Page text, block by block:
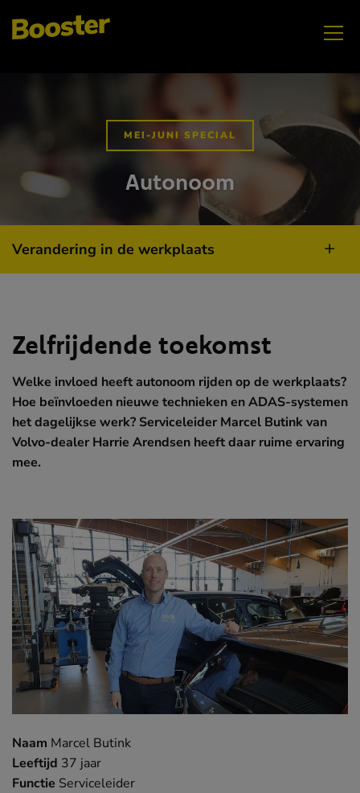
MEI-JUNI SPECIAL
Autonoom
Verandering in de werkplaats
Zelfrijdende toekomst
Welke invloed heeft autonoom rijden op de werkplaats?
Hoe beïnvloeden nieuwe technieken en ADAS-systemen
het dagelijkse werk? Serviceleider Marcel Butink van
Volvo-dealer Harrie Arendsen heeft daar ruime ervaring
mee.
Naam Marcel Butink
Leeftijd 37 jaar
Functie Serviceleider